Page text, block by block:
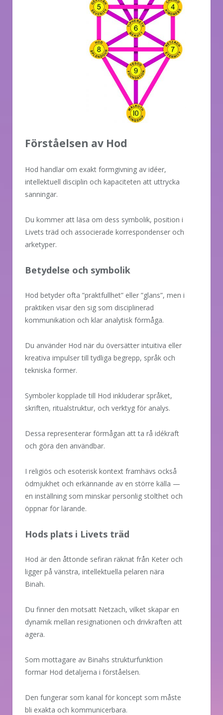
Förståelsen av Hod
Hod handlar om exakt formgivning av idéer,
intellektuell disciplin och kapaciteten att uttrycka
sanningar.
Du kommer att läsa om dess symbolik, position i
Livets träd och associerade korrespondenser och
arketyper.
Betydelse och symbolik
Hod betyder ofta ”praktfullhet” eller ”glans”, men i
praktiken visar den sig som disciplinerad
kommunikation och klar analytisk förmåga.
Du använder Hod när du översätter intuitiva eller
kreativa impulser till tydliga begrepp, språk och
tekniska former.
Symboler kopplade till Hod inkluderar språket,
skriften, ritualstruktur, och verktyg för analys.
Dessa representerar förmågan att ta rå idékraft
och göra den användbar.
I religiös och esoterisk kontext framhävs också
ödmjukhet och erkännande av en större källa —
en inställning som minskar personlig stolthet och
öppnar för lärande.
Hods plats i Livets träd
Hod är den åttonde sefiran räknat från Keter och
ligger på vänstra, intellektuella pelaren nära
Binah.
Du finner den motsatt Netzach, vilket skapar en
dynamik mellan resignationen och drivkraften att
agera.
Som mottagare av Binahs strukturfunktion
formar Hod detaljerna i förståelsen.
Den fungerar som kanal för koncept som måste
bli exakta och kommunicerbara.